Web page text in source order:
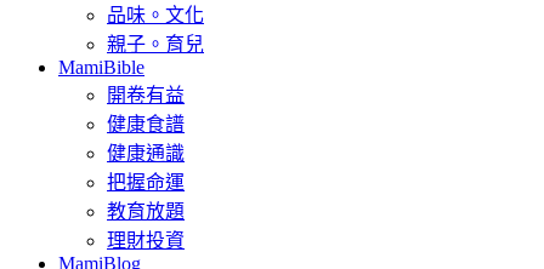
品味。文化
親子。育兒
MamiBible
開卷有益
健康食譜
健康通識
把握命運
教育放題
理財投資
MamiBlog